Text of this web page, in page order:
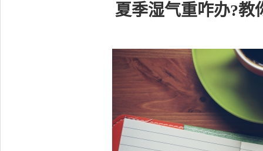
夏季湿气重咋办?教